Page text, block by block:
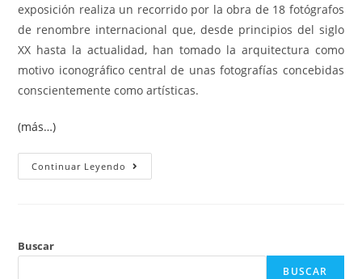
exposición realiza un recorrido por la obra de 18 fotógrafos
de renombre internacional que, desde principios del siglo
XX hasta la actualidad, han tomado la arquitectura como
motivo iconográfico central de unas fotografías concebidas
conscientemente como artísticas.
(más…)
Continuar Leyendo
Buscar
BUSCAR